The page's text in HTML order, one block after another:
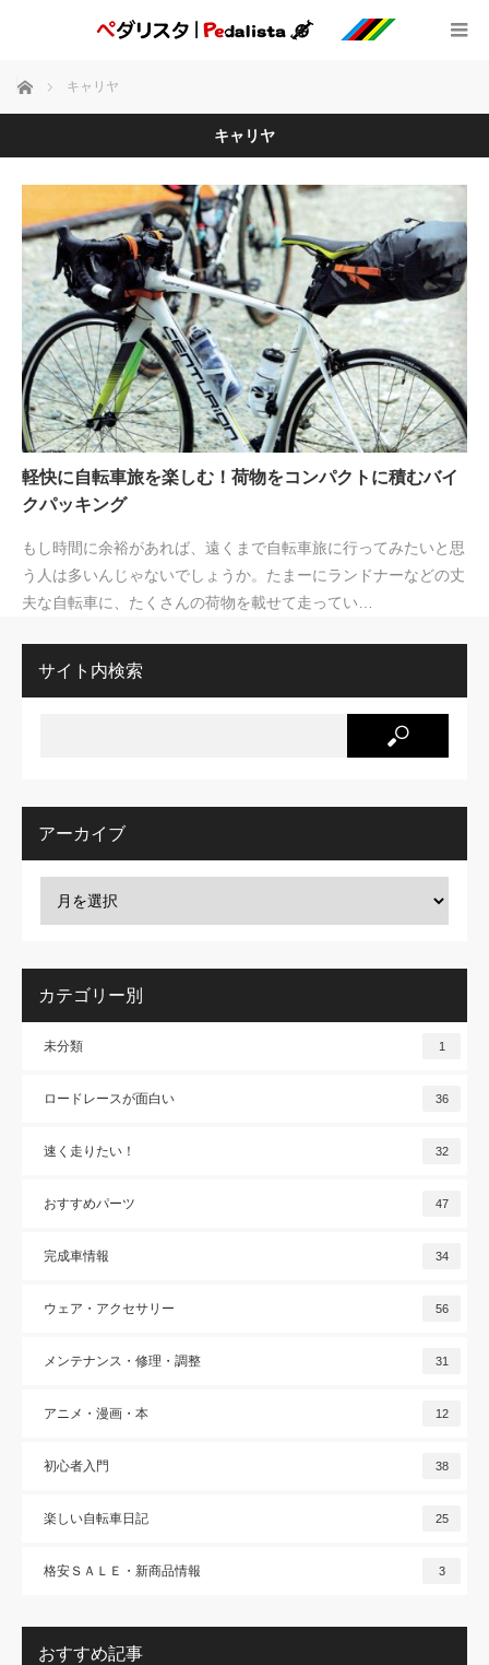
ホーム キャリヤ
キャリヤ
軽快に自転車旅を楽しむ！荷物をコンパクトに積むバイ
クパッキング
もし時間に余裕があれば、遠くまで自転車旅に行ってみたいと思
う人は多いんじゃないでしょうか。たまーにランドナーなどの丈
夫な自転車に、たくさんの荷物を載せて走ってい…
サイト内検索
アーカイブ
カテゴリー別
未分類 1
ロードレースが面白い 36
速く走りたい！ 32
おすすめパーツ 47
完成車情報 34
ウェア・アクセサリー 56
メンテナンス・修理・調整 31
アニメ・漫画・本 12
初心者入門 38
楽しい自転車日記 25
格安ＳＡＬＥ・新商品情報 3
おすすめ記事